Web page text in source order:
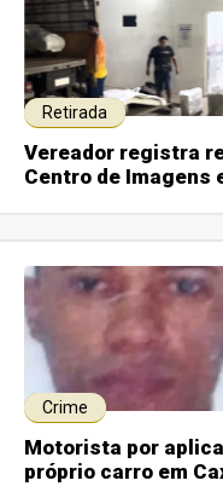
Retirada
Vereador registra
Centro de Imagens
Crime
Motorista por
próprio carro em